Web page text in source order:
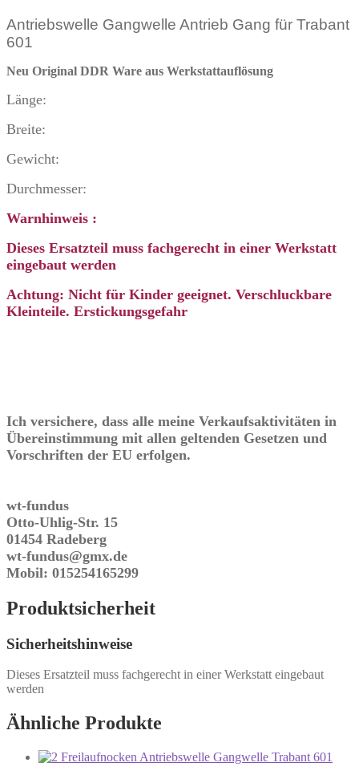
Antriebswelle Gangwelle Antrieb Gang für Trabant
601
Neu Original DDR Ware aus Werkstattauflösung
Länge:
Breite:
Gewicht:
Durchmesser:
Warnhinweis :
Dieses Ersatzteil muss fachgerecht in einer Werkstatt
eingebaut werden
Achtung: Nicht für Kinder geeignet. Verschluckbare
Kleinteile. Erstickungsgefahr
Ich versichere, dass alle meine Verkaufsaktivitäten in
Übereinstimmung mit allen geltenden Gesetzen und
Vorschriften der EU erfolgen.
wt-fundus
Otto-Uhlig-Str. 15
01454 Radeberg
wt-fundus@gmx.de
Mobil: 015254165299
Produktsicherheit
Sicherheitshinweise
Dieses Ersatzteil muss fachgerecht in einer Werkstatt eingebaut
werden
Ähnliche Produkte